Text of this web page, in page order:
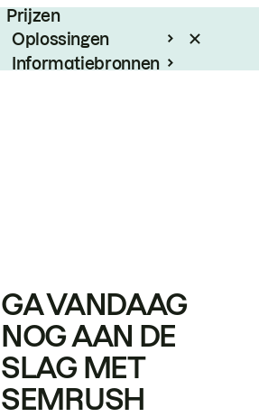
Prijzen
Oplossingen
Informatiebronnen
GA VANDAAG
NOG AAN DE
SLAG MET
SEMRUSH